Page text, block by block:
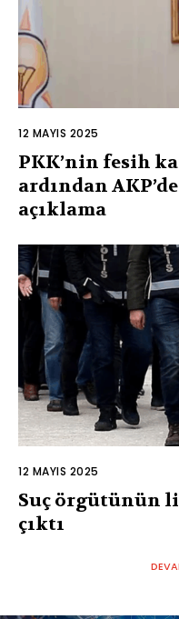
12 MAYIS 2025
PKK’nin fesih
ardından
açıklama
12 MAYIS 2025
Suç örgütünün
çıktı